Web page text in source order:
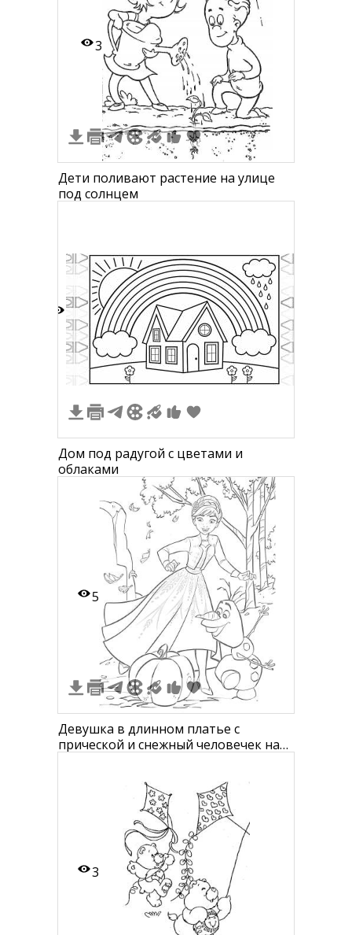
3
Дети поливают растение на улице
под солнцем
Дом под радугой с цветами и
облаками
5
Девушка в длинном платье с
прической и снежный человечек на
3